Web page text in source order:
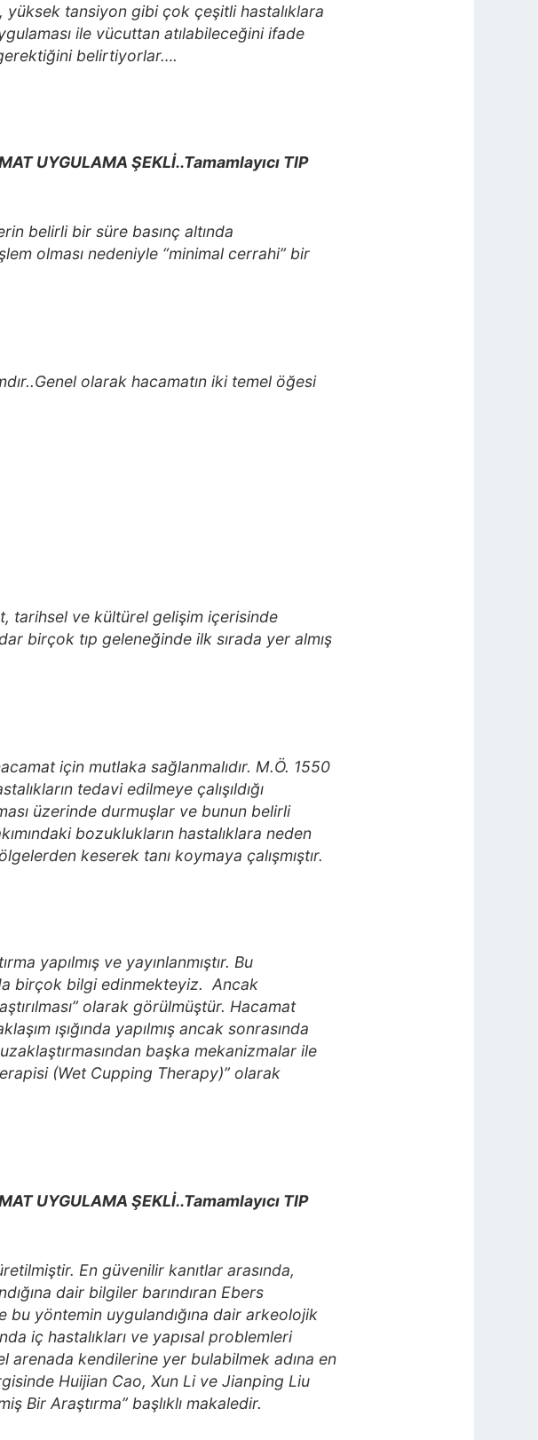
tansiyon gibi çok çeşitli hastalıklara
ile vücuttan atılabileceğini ifade
gerektiğini belirtiyorlar….
UYGULAMA ŞEKLİ..Tamamlayıcı TIP
belirli bir süre basınç altında
olması nedeniyle “minimal cerrahi” bir
olarak hacamatın iki temel öğesi
tarihsel ve kültürel gelişim içerisinde
birçok tıp geleneğinde ilk sırada yer almış
için mutlaka sağlanmalıdır. M.Ö. 1550
tedavi edilmeye çalışıldığı
üzerinde durmuşlar ve bunun belirli
bozuklukların hastalıklara neden
keserek tanı koymaya çalışmıştır.
yapılmış ve yayınlanmıştır. Bu
birçok bilgi edinmekteyiz. Ancak
olarak görülmüştür. Hacamat
ışığında yapılmış ancak sonrasında
başka mekanizmalar ile
(Wet Cupping Therapy)” olarak
UYGULAMA ŞEKLİ..Tamamlayıcı TIP
En güvenilir kanıtlar arasında,
dair bilgiler barındıran Ebers
bu yöntemin uygulandığına dair arkeolojik
iç hastalıkları ve yapısal problemleri
arenada kendilerine yer bulabilmek adına en
Huijian Cao, Xun Li ve Jianping Liu
Bir Araştırma” başlıklı makaledir.